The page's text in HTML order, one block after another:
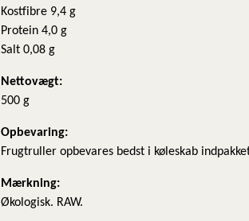
Kostfibre 9,4 g
Protein 4,0 g
Salt 0,08 g
Nettovægt:
500 g
Opbevaring:
Frugtruller opbevares bedst i køleskab
Mærkning:
Økologisk. RAW.